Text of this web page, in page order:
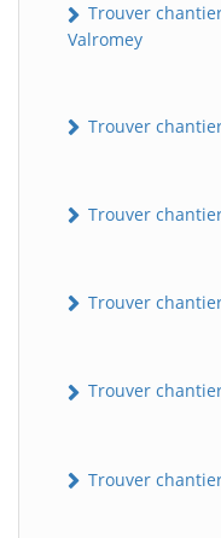
Trouver
Valromey
Trouver
Trouver
Trouver
Trouver
Trouver